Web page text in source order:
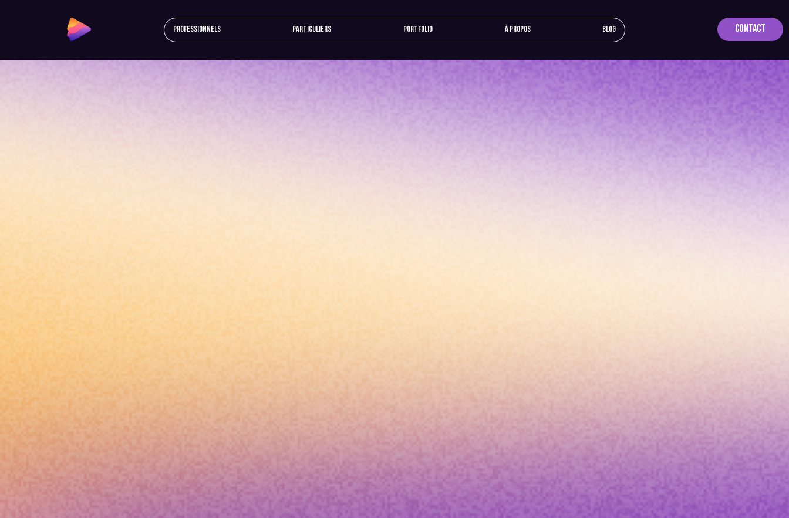
Professionnels Particuliers Portfolio À propos Blog Contact